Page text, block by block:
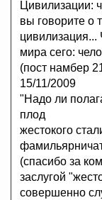
Цивилизации:
вы говорите о
мира сего:
(пост намбер
15/11/2009
"Надо ли
плод
жестокого
(спасибо за
заслугой
совершенно